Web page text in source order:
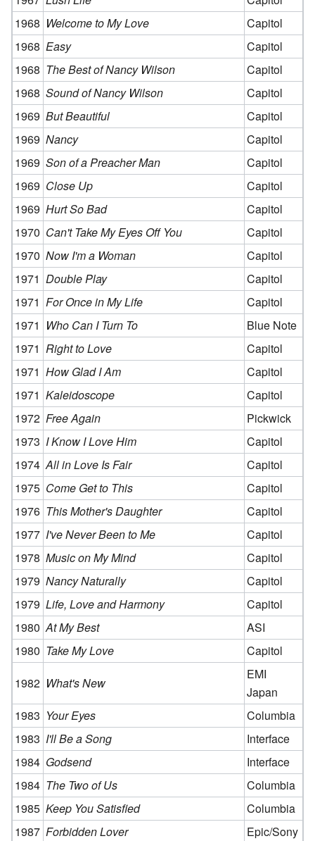
1968 Welcome to My Love
Capitol
1968 Easy
Capitol
1968 The Best of Nancy Wilson
Capitol
1968 Sound of Nancy Wilson
Capitol
1969 But Beautiful
Capitol
1969 Nancy
Capitol
1969 Son of a Preacher Man
Capitol
1969 Close Up
Capitol
1969 Hurt So Bad
Capitol
1970 Can't Take My Eyes Off You
Capitol
1970 Now I'm a Woman
Capitol
1971 Double Play
Capitol
1971 For Once in My Life
Capitol
1971 Who Can I Turn To
Blue Note
1971 Right to Love
Capitol
1971 How Glad I Am
Capitol
1971 Kaleidoscope
Capitol
1972 Free Again
Pickwick
1973 I Know I Love Him
Capitol
1974 All in Love Is Fair
Capitol
1975 Come Get to This
Capitol
1976 This Mother's Daughter
Capitol
1977 I've Never Been to Me
Capitol
1978 Music on My Mind
Capitol
1979 Nancy Naturally
Capitol
1979 Life, Love and Harmony
Capitol
1980 At My Best
ASI
1980 Take My Love
Capitol
1982 What's New
EMI
Japan
1983 Your Eyes
Columbia
1983 I'll Be a Song
Interface
1984 Godsend
Interface
1984 The Two of Us
Columbia
1985 Keep You Satisfied
Columbia
1987 Forbidden Lover
Epic/Sony